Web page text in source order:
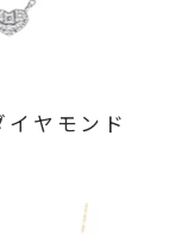
ス認いたしま
間～1ヶ月以
に記載のある
・交換・返金
した商品
商品
イヤモンド